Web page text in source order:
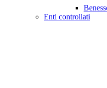
Enti controllati